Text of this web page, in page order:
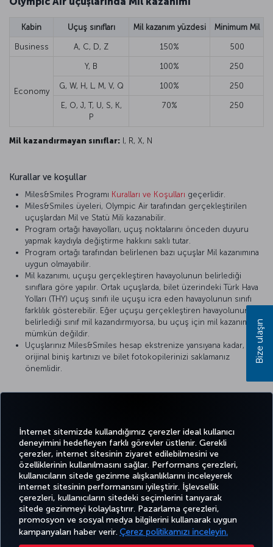
İnternet sitemizde kullandığımız çerezler ideal kullanıcı
deneyimini hedefleyen farklı görevler üstlenir. Gerekli
çerezler, internet sitesinin ziyaret edilebilmesini ve
özelliklerinin kullanılmasını sağlar. Performans çerezleri,
kullanıcıların sitede gezinme alışkanlıklarını inceleyerek
internet sitesinin performansını iyileştirir. İşlevsellik
çerezleri, kullanıcıların sitedeki seçimlerini tanıyarak
sitede gezinmeyi kolaylaştırır. Pazarlama çerezleri,
promosyon ve sosyal medya bilgilerini kullanarak uygun
kampanyaları haber verir. Çerez politikamızı inceleyin.
Kabin Uçuş sınıfları Mil kazanım yüzdesi Minimum Mil
Business A, C, D, Z 150% 500
Economy
Y, B 100% 250
G, W, H, L, M, V, Q 100% 250
E, O, J, T, U, S, K,
P
70% 250
Mil kazandırmayan sınıflar: I, R, X, N
Kurallar ve koşullar
Miles&Smiles Programı Kuralları ve Koşulları geçerlidir.
Miles&Smiles üyeleri, Olympic Air tarafından gerçekleştirilen
uçuşlardan Mil ve Statü Mili kazanabilir.
Program ortağı havayolları, uçuş noktalarını önceden duyuru
yapmak kaydıyla değiştirme hakkını saklı tutar.
Program ortağı tarafından belirlenen bazı uçuşlar Mil kazanımına
uygun olmayabilir.
Mil kazanımı, uçuşu gerçekleştiren havayolunun belirlediği
sınıflara göre yapılır. Ortak uçuşlarda, bilet üzerindeki Türk Hava
Yolları (THY) uçuş sınıfı ile uçuşu icra eden havayolunun sınıfı
farklılık gösterebilir. Eğer uçuşu gerçekleştiren havayolunun
belirlediği sınıf mil kazandırmıyorsa, bu uçuş için mil kazanımı
mümkün değildir.
Uçuşlarınız Miles&Smiles hesap ekstrenize yansıyana kadar,
orijinal biniş kartınızı ve bilet fotokopilerinizi saklamanız
önemlidir.
TwitterFacebook
Instagram
YoutubeLinkedIn
TiktokBlogPinterest
BİLET
AL VE
YÖNET
DENEYİM
FIRSATLAR
VE UÇUŞ
NOKTALARI
YARDIM MILES&SMILES
Bize ulaşın